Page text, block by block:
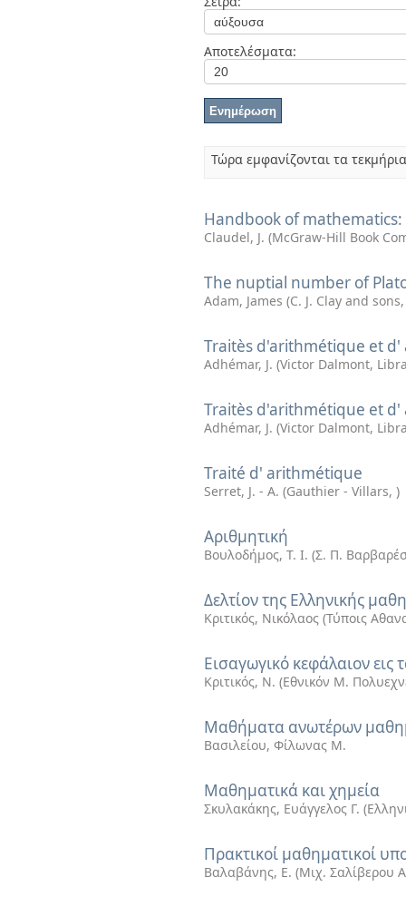
Αποτελέσματα:
Τώρα εμφανίζονται τα
Handbook of
Claudel, J. (McGraw-Hill Book
The nuptial number of
Adam, James (C. J. Clay and sons
Traitès d'arithmétique et d'
Adhémar, J. (Victor Dalmont,
Traitès d'arithmétique et d'
Adhémar, J. (Victor Dalmont,
Traité d' arithmétique
Serret, J. - A. (Gauthier - Villars, )
Αριθμητική
Βουλοδήμος, Τ. Ι. (Σ. Π.
Δελτίον της Ελληνικής
Κριτικός, Νικόλαος (Τύποις
Εισαγωγικό κεφάλαιον
Κριτικός, Ν. (Εθνικόν Μ.
Μαθήματα ανωτέρων
Βασιλείου, Φίλωνας Μ.
Μαθηματικά και χημεία
Σκυλακάκης, Ευάγγελος Γ. (
Πρακτικοί μαθηματικοί
Βαλαβάνης, Ε. (Μιχ. Σαλίβερου